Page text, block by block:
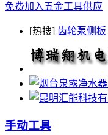
免费加入五金工具供应
[热搜] 齿轮泵侧板
手动工具